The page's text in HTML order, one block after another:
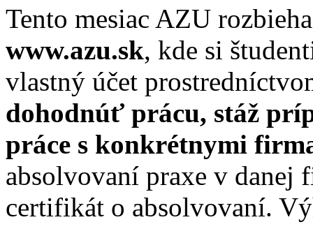
Tento mesiac AZU
www.azu.sk, kde si
vlastný účet
dohodnúť prácu, stáž
práce s konkrétnymi
absolvovaní praxe v danej
certifikát o absolvovaní.